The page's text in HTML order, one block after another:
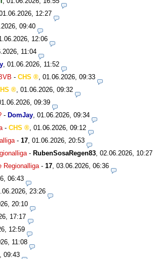
12:27
09:40
12:06
11:04
01.06.2026, 11:52
- CHS
01.06.2026, 09:33
01.06.2026, 09:32
09:39
- DomJay 01.06.2026, 09:34
- CHS
01.06.2026, 09:12
- 17 01.06.2026, 20:53
- RubenSosaRegen83 02.06.2026, 10:27
Regionalliga - 17 03.06.2026, 06:36
06:43
23:26
20:10
17:17
12:59
11:08
09:43